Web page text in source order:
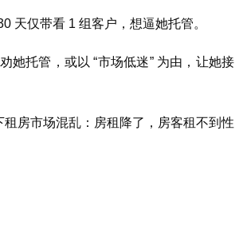
天仅带看 1 组客户，想逼她托管。
她托管，或以 “市场低迷” 为由，让她接
租房市场混乱：房租降了，房客租不到性